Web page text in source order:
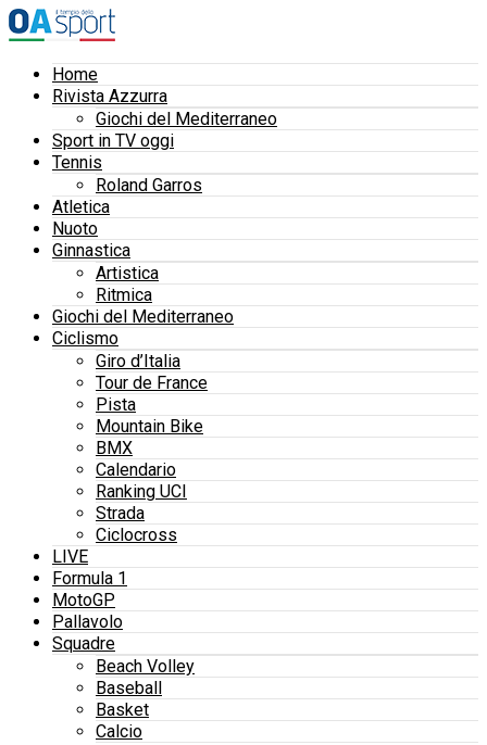
Home
Rivista Azzurra
Giochi del Mediterraneo
Sport in TV oggi
Tennis
Roland Garros
Atletica
Nuoto
Ginnastica
Artistica
Ritmica
Giochi del Mediterraneo
Ciclismo
Giro d’Italia
Tour de France
Pista
Mountain Bike
BMX
Calendario
Ranking UCI
Strada
Ciclocross
LIVE
Formula 1
MotoGP
Pallavolo
Squadre
Beach Volley
Baseball
Basket
Calcio